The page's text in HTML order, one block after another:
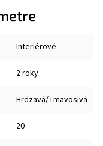
Interiérové
2 roky
Hrdzavá/Tmavosivá
20